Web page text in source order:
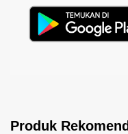
Produk